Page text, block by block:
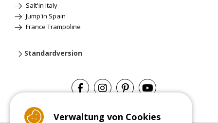
Salt'in Italy
Jump'in Spain
France Trampoline
Standardversion
Verwaltung von Cookies